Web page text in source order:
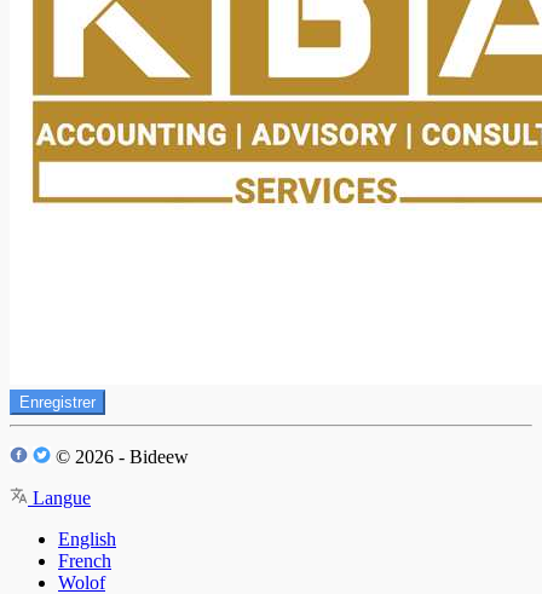
Enregistrer
© 2026 - Bideew
Langue
English
French
Wolof